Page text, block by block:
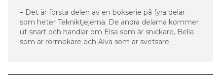
– Det är första delen av en bokserie på fyra delar
som heter Tekniktjejerna. De andra delarna kommer
ut snart och handlar om Elsa som är snickare, Bella
som är rörmokare och Alva som är svetsare.